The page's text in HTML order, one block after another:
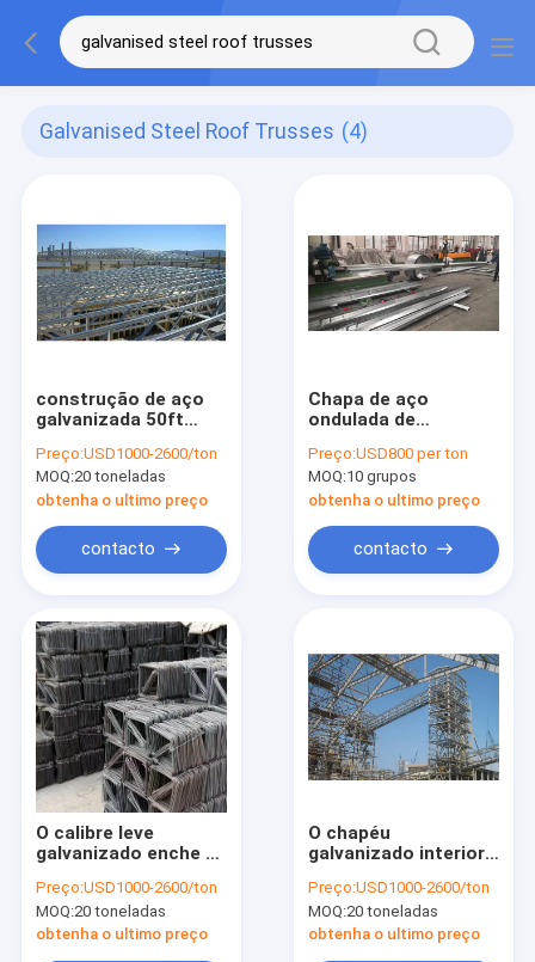
Galvanised Steel Roof Trusses (4)
construção de aço
galvanizada 50ft
armazém da
fabricação do fardo
do telhado de 20ft
30ft 40ft
Preço:USD1000-2600/ton
MOQ:20 toneladas
obtenha o ultimo preço
contacto
Chapa de aço
ondulada de
galvanizada da cor
da estrutura do feixe
do mergulho quente
Preço:USD800 per ton
MOQ:10 grupos
obtenha o ultimo preço
contacto
O calibre leve
galvanizado enche o
de aço que processa
a seção interior de H
Preço:USD1000-2600/ton
MOQ:20 toneladas
obtenha o ultimo preço
O chapéu
galvanizado interior
parafuso prisioneiro
do metal e da luz da
trilha seciona a
Preço:USD1000-2600/ton
MOQ:20 toneladas
obtenha o ultimo preço